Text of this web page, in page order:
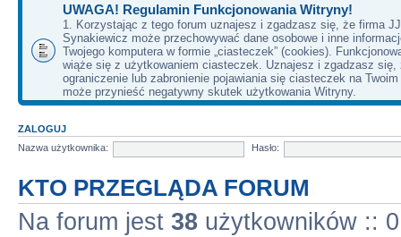
UWAGA! Regulamin Funkcjonowania Witryny!
1. Korzystając z tego forum uznajesz i zgadzasz się, że firma
Synakiewicz może przechowywać dane osobowe i inne
Twojego komputera w formie „ciasteczek” (cookies).
wiąże się z użytkowaniem ciasteczek. Uznajesz i zgadzasz się,
ograniczenie lub zabronienie pojawiania się ciasteczek na
może przynieść negatywny skutek użytkowania Witryny.
ZALOGUJ
Nazwa użytkownika:
Hasło:
KTO PRZEGLĄDA FORUM
Na forum jest 38 użytkowników ::